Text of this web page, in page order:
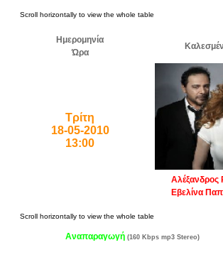
Ημερομηνία
Ώρα
Τρίτη
18-05-2010
13:00
Αλέξανδρος
Εβελίνα
Αναπαραγωγή (160 Kbps mp3 Stereo)